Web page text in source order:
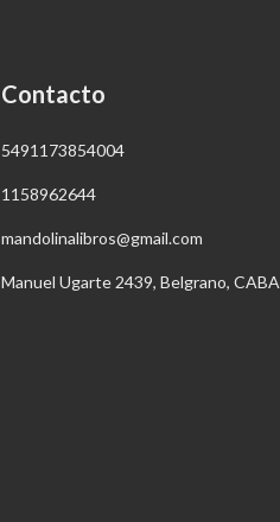
Contacto
5491173854004
1158962644
mandolinalibros@gmail.com
Manuel Ugarte 2439, Belgrano, CABA